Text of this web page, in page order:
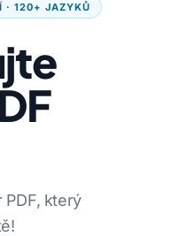
· 120+ JAZYKŮ
PDF, který